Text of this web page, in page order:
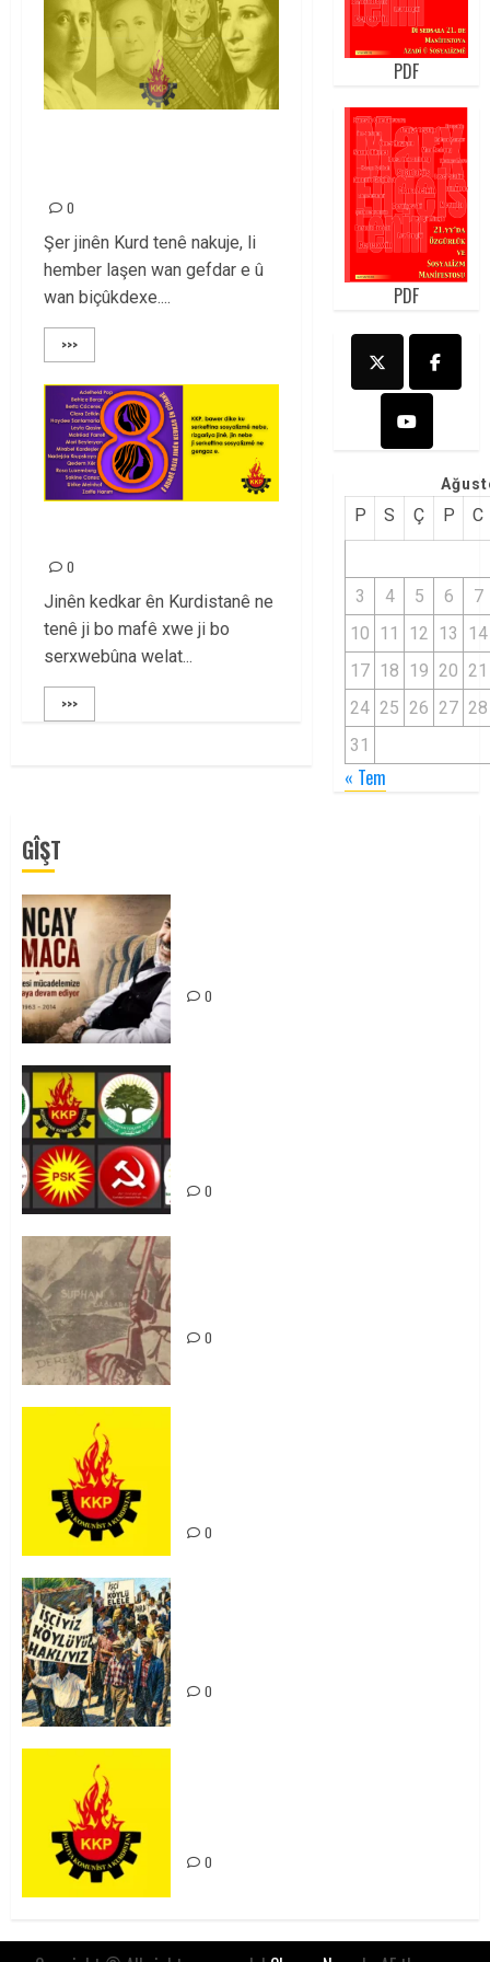
0
Şer jinên Kurd tenê nakuje, li
hember laşen wan gefdar e û
wan biçûkdexe....
>>>
0
Jinên kedkar ên Kurdistanê ne
tenê ji bo mafê xwe ji bo
serxwebûna welat...
>>>
PDF
PDF
P S Ç P C
3 4 5 6
7
10 11 12 13
14
17 18 19 20 21
24 25 26 27 28
31
« Tem
GÎŞT
0
0
0
0
0
0